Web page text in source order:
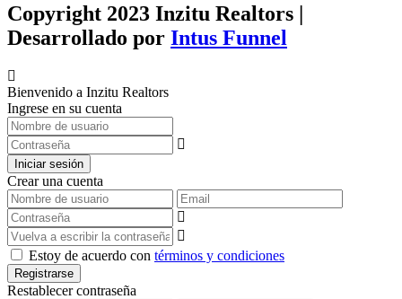
Copyright 2023 Inzitu Realtors |
Desarrollado por Intus Funnel
Bienvenido a Inzitu Realtors
Ingrese en su cuenta
Iniciar sesión
Crear una cuenta
Estoy de acuerdo con términos y condiciones
Registrarse
Restablecer contraseña